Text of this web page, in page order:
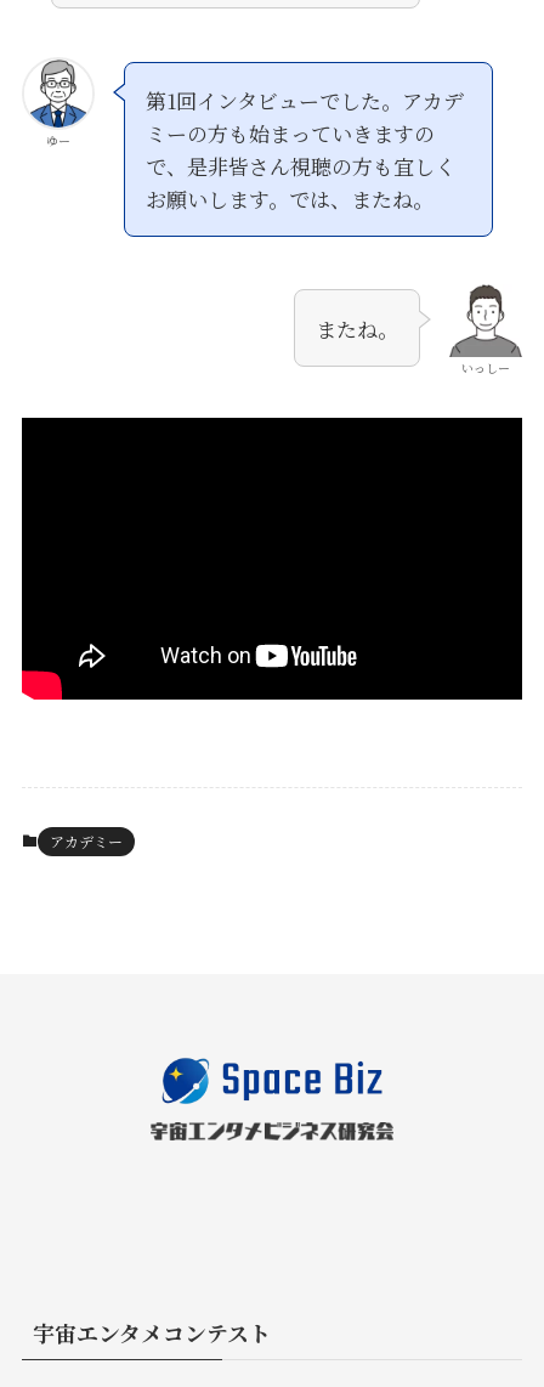
ゆー
第1回インタビューでした。アカデ
ミーの方も始まっていきますの
で、是非皆さん視聴の方も宜しく
お願いします。では、またね。
いっしー
またね。
アカデミー
宇宙エンタメコンテスト